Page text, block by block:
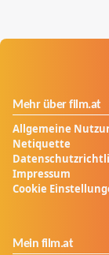
Mehr über film.at
Allgemeine
Netiquette
Impressum
Cookie
Mein film.at